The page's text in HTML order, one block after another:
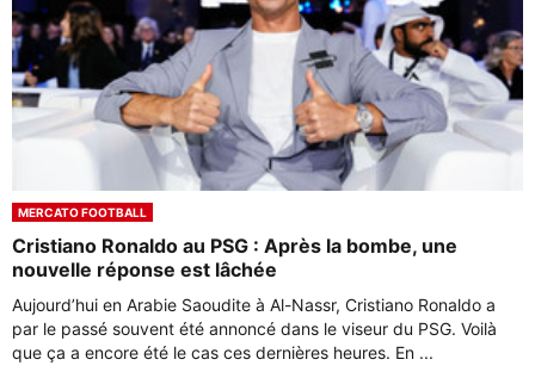
MERCATO FOOTBALL
Cristiano Ronaldo au PSG : Après la bombe, une
nouvelle réponse est lâchée
Aujourd’hui en Arabie Saoudite à Al-Nassr, Cristiano Ronaldo a
par le passé souvent été annoncé dans le viseur du PSG. Voilà
que ça a encore été le cas ces dernières heures. En ...